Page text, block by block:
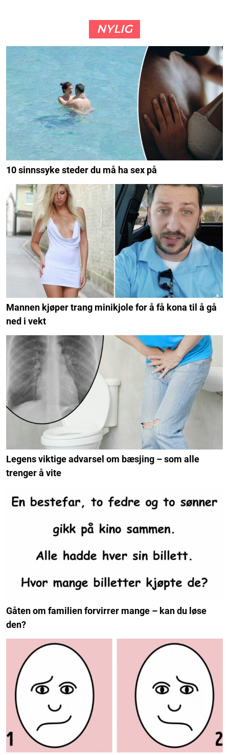
NYLIG
10 sinnssyke steder du må ha sex på
Mannen kjøper trang minikjole for å få kona til å gå
ned i vekt
Legens viktige advarsel om bæsjing – som alle
trenger å vite
Gåten om familien forvirrer mange – kan du løse
den?